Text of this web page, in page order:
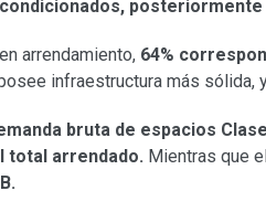
arrendamiento, 64%
infraestructura más sólida,
bruta de espacios
total arrendado. Mientras que el